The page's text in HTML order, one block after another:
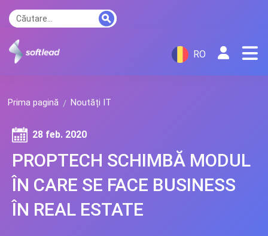
RO
Prima pagină Noutăți IT
PROPTECH SCHIMBĂ MODUL
ÎN CARE SE FACE BUSINESS
ÎN REAL ESTATE
28 feb. 2020